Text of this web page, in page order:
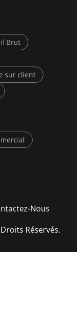
Brut
sur client
Nous
Réservés.